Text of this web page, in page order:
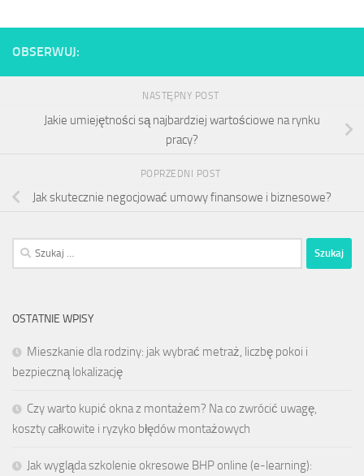
OBSERWUJ:
NASTĘPNY POST
Jakie umiejętności są najbardziej wartościowe na rynku
pracy?
POPRZEDNI POST
Jak skutecznie negocjować umowy finansowe i biznesowe?
Szukaj:
OSTATNIE WPISY
Mieszkanie dla rodziny: jak wybrać metraż, liczbę pokoi i
bezpieczną lokalizację
Czy warto kupić okna z montażem? Na co zwrócić uwagę,
koszty całkowite i ryzyko błędów montażowych
Jak wygląda szkolenie okresowe BHP online (e-learning):